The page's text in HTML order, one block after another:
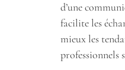
d’une
facilite les
mieux les
professionnels